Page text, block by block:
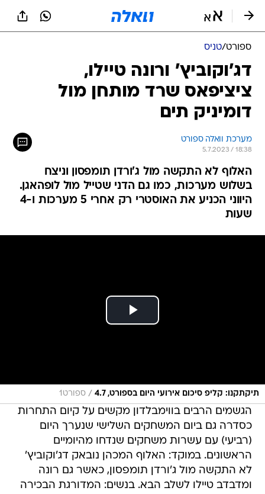
ספורט/טניס
דג'וקוביץ' ורונה טיילו,
ציציפאס שרד מותחן מול
דומיניק תים
מערכת וואלה ספורט
5.7.2023 / 18:38
האלוף לא התקשה מול ג'ורדן תומפסון וניצח
בשלוש מערכות, כמו גם הדני שטייל מול לופהאגן.
היווני הכניע את האוסטרי רק אחרי 5 מערכות ו-4
שעות
תיקתקנו: קליפ סיכום אירועי היום בספורט, 4.7 / ספורט1
הגשמים הרבים בווימבלדון מקשים על קיום התחרות
כסדרה גם ביום המשחקים השלישי שנערך היום
(רביעי) עם עשרות משחקים שנדחו מהיומיים
הראשונים. במוקד: האלוף המכהן נובאק דג'וקוביץ'
לא התקשה מול ג'ורדן תומפסון, כאשר גם רונה
ומדבדב טיילו לשלב הבא. בנשים: המדורגת הבכירה